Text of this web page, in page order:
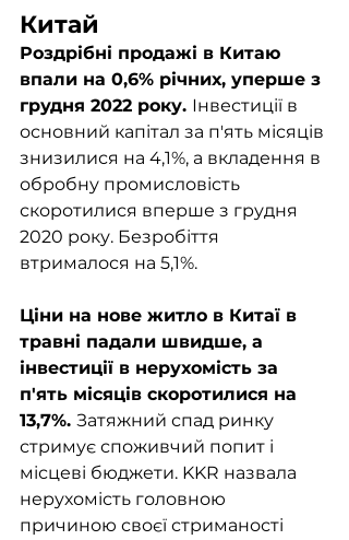
Китай
Роздрібні продажі в Китаю
впали на 0,6% річних, уперше з
грудня 2022 року. Інвестиції в
основний капітал за п'ять місяців
знизилися на 4,1%, а вкладення в
обробну промисловість
скоротилися вперше з грудня
2020 року. Безробіття
втрималося на 5,1%.
Ціни на нове житло в Китаї в
травні падали швидше, а
інвестиції в нерухомість за
п'ять місяців скоротилися на
13,7%. Затяжний спад ринку
стримує споживчий попит і
місцеві бюджети. KKR назвала
нерухомість головною
причиною своєї стриманості